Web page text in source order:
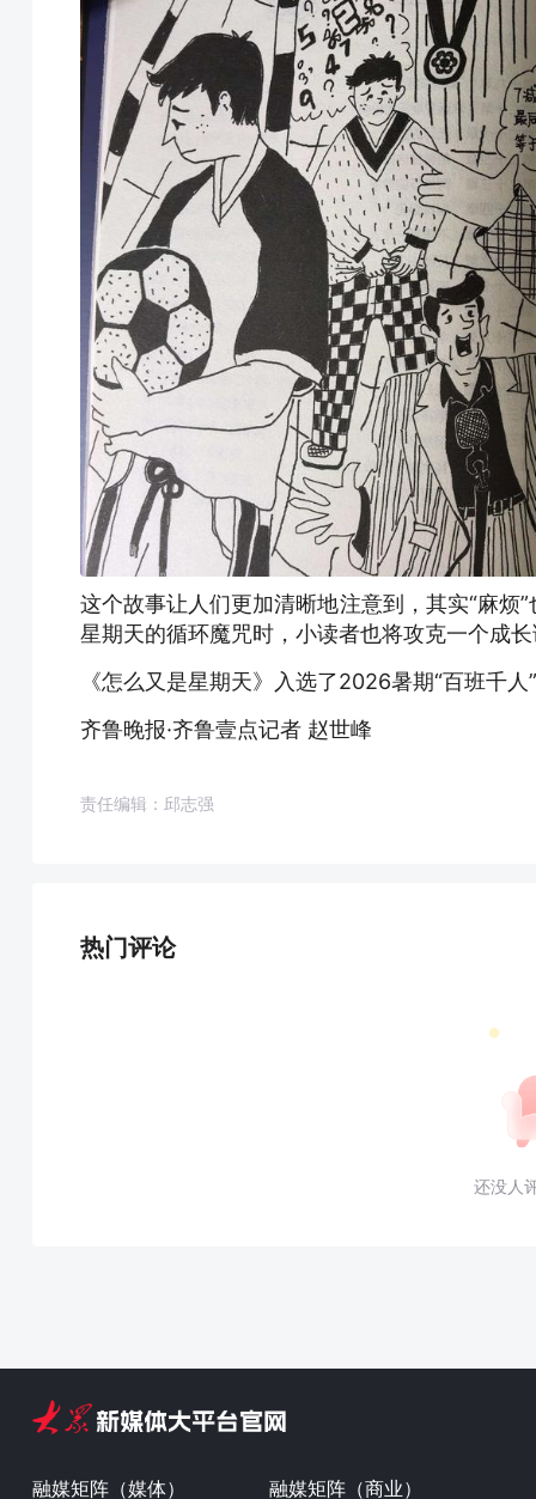
这个故事让人们更加清晰地注意到，其实“麻烦
星期天的循环魔咒时，小读者也将攻克一个成
《怎么又是星期天》入选了2026暑期“百班千
齐鲁晚报·齐鲁壹点记者 赵世峰
责任编辑：邱志强
热门评论
还没人
融媒矩阵（媒体） 融媒矩阵（商业）